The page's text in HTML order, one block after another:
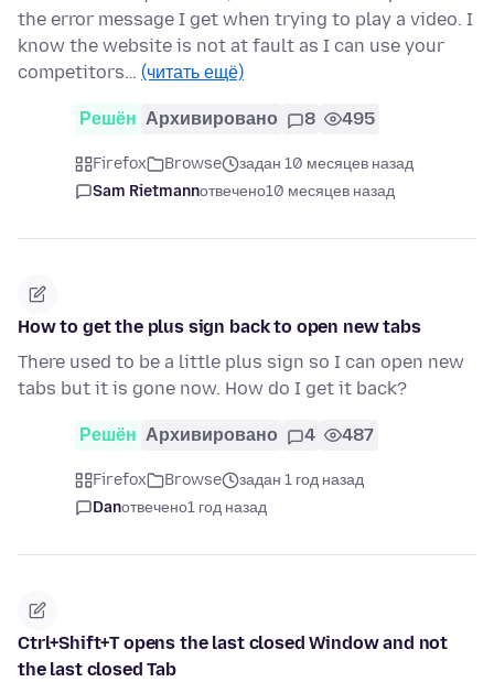
the error message I get when trying to play a video. I
know the website is not at fault as I can use your
competitors… (читать ещё)
Решён Архивировано 8 495
Firefox Browse
задан 10 месяцев назад
Sam Rietmannотвечено10 месяцев назад
How to get the plus sign back to open new tabs
There used to be a little plus sign so I can open new
tabs but it is gone now. How do I get it back?
Решён Архивировано 4 487
Firefox Browse
задан 1 год назад
Danотвечено1 год назад
Ctrl+Shift+T opens the last closed Window and not
the last closed Tab